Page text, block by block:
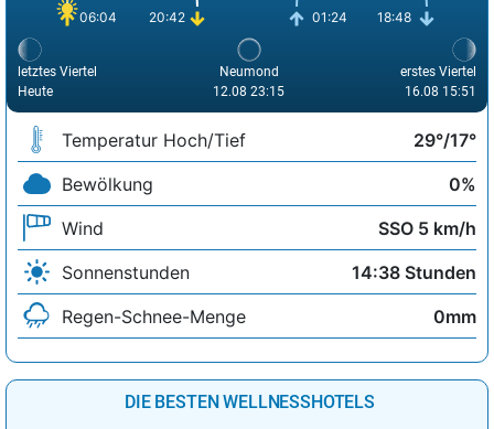
06:04 20:42 01:24 18:48
letztes Viertel
Heute
Neumond
12.08 23:15
erstes Viertel
16.08 15:51
Temperatur Hoch/Tief
29°/17°
Bewölkung
0%
Wind
SSO 5 km/h
Sonnenstunden
14:38 Stunden
Regen-Schnee-Menge
0mm
DIE BESTEN WELLNESSHOTELS